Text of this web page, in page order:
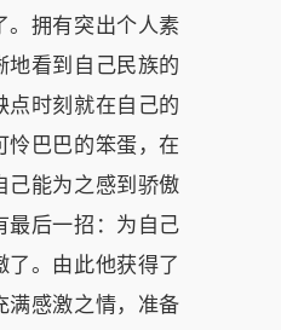
。拥有突出个人素
地看到自己民族的
点时刻就在自己的
怜巴巴的笨蛋，在
己能为之感到骄傲
最后一招：为自己
了。由此他获得了
满感激之情，准备